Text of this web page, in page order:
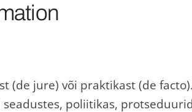
jure) või praktikast (de
poliitikas,